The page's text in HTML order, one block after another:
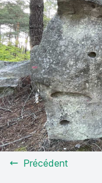
Précédent